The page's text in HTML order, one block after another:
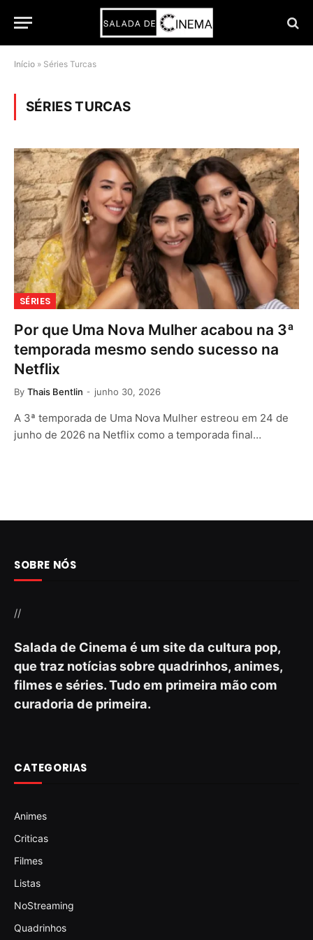
Início » Séries Turcas
SÉRIES TURCAS
SÉRIES
Por que Uma Nova Mulher acabou na 3ª
temporada mesmo sendo sucesso na
Netflix
By Thais Bentlin junho 30, 2026
A 3ª temporada de Uma Nova Mulher estreou em 24 de
junho de 2026 na Netflix como a temporada final…
SOBRE NÓS
//
Salada de Cinema é um site da cultura pop,
que traz notícias sobre quadrinhos, animes,
filmes e séries. Tudo em primeira mão com
curadoria de primeira.
CATEGORIAS
Animes
Criticas
Filmes
Listas
NoStreaming
Quadrinhos